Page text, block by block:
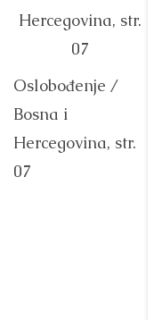
Oslobođenje /
Bosna i
Hercegovina, str.
07